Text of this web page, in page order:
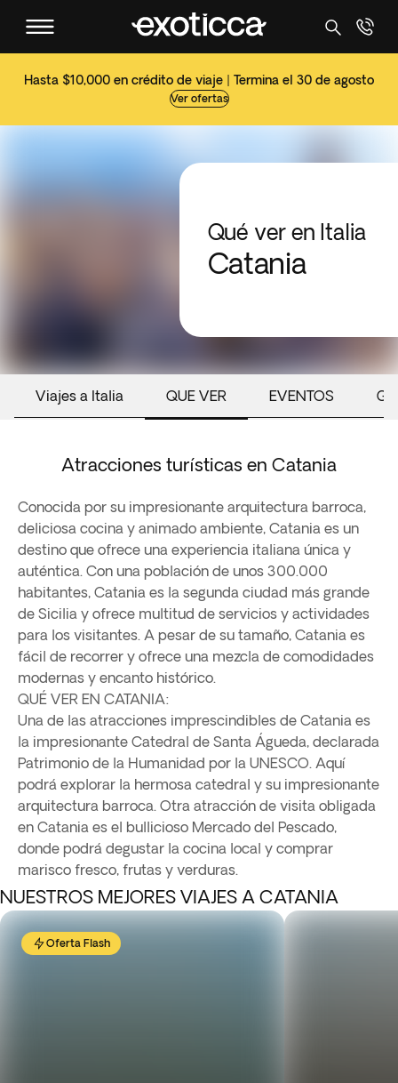
Hasta $10,000 en crédito de viaje | Termina el 30 de agosto
Ver ofertas
Qué ver en Italia
Catania
Viajes a Italia QUE VER EVENTOS
Atracciones turísticas en Catania
Conocida por su impresionante arquitectura barroca,
deliciosa cocina y animado ambiente, Catania es un
destino que ofrece una experiencia italiana única y
auténtica. Con una población de unos 300.000
habitantes, Catania es la segunda ciudad más grande
de Sicilia y ofrece multitud de servicios y actividades
para los visitantes. A pesar de su tamaño, Catania es
fácil de recorrer y ofrece una mezcla de comodidades
modernas y encanto histórico.
QUÉ VER EN CATANIA:
Una de las atracciones imprescindibles de Catania es
la impresionante Catedral de Santa Águeda, declarada
Patrimonio de la Humanidad por la UNESCO. Aquí
podrá explorar la hermosa catedral y su impresionante
arquitectura barroca. Otra atracción de visita obligada
en Catania es el bullicioso Mercado del Pescado,
donde podrá degustar la cocina local y comprar
marisco fresco, frutas y verduras.
NUESTROS MEJORES VIAJES A CATANIA
Oferta Flash